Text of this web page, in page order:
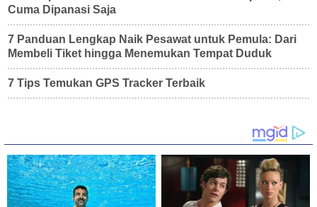
Cuma Dipanasi Saja
7 Panduan Lengkap Naik Pesawat untuk Pemula: Dari
Membeli Tiket hingga Menemukan Tempat Duduk
7 Tips Temukan GPS Tracker Terbaik